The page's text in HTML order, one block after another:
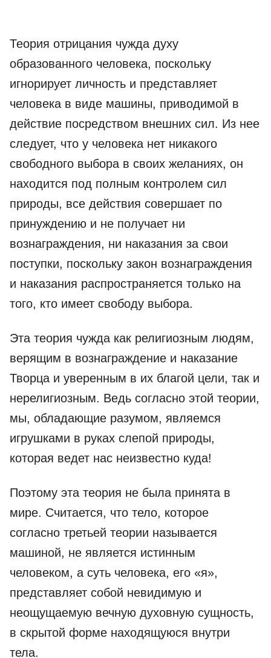
Теория отрицания чужда духу
образованного человека, поскольку
игнорирует личность и представляет
человека в виде машины, приводимой в
действие посредством внешних сил. Из нее
следует, что у человека нет никакого
свободного выбора в своих желаниях, он
находится под полным контролем сил
природы, все действия совершает по
принуждению и не получает ни
вознаграждения, ни наказания за свои
поступки, поскольку закон вознаграждения
и наказания распространяется только на
того, кто имеет свободу выбора.
Эта теория чужда как религиозным людям,
верящим в вознаграждение и наказание
Творца и уверенным в их благой цели, так и
нерелигиозным. Ведь согласно этой теории,
мы, обладающие разумом, являемся
игрушками в руках слепой природы,
которая ведет нас неизвестно куда!
Поэтому эта теория не была принята в
мире. Считается, что тело, которое
согласно третьей теории называется
машиной, не является истинным
человеком, а суть человека, его «я»,
представляет собой невидимую и
неощущаемую вечную духовную сущность,
в скрытой форме находящуюся внутри
тела.